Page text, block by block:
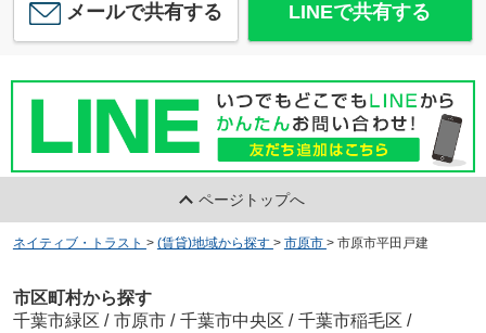
メールで共有する LINEで共有する
ページトップへ
ネイティブ・トラスト > (賃貸)地域から探す > 市原市 > 市原市平田戸建
市区町村から探す
千葉市緑区 / 市原市 / 千葉市中央区 / 千葉市稲毛区 /